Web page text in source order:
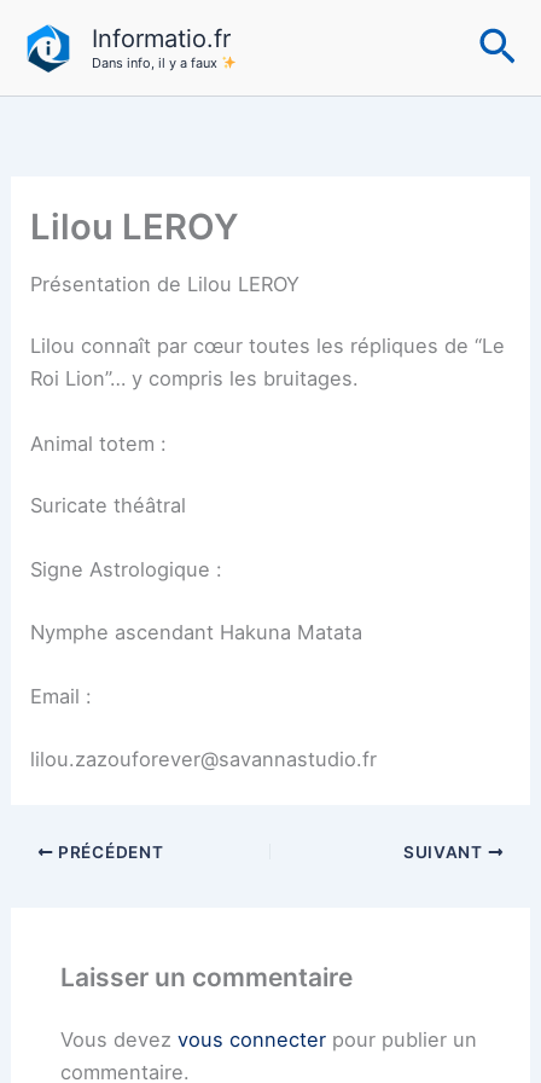
contenu
Informatio.fr
Dans info, il y a faux
Lilou LEROY
Présentation de Lilou LEROY
Lilou connaît par cœur toutes les répliques de “Le
Roi Lion”… y compris les bruitages.
Animal totem :
Suricate théâtral
Signe Astrologique :
Nymphe ascendant Hakuna Matata
Email :
lilou.zazouforever@savannastudio.fr
PRÉCÉDENT SUIVANT
Laisser un commentaire
Vous devez vous connecterpour publier un
commentaire.